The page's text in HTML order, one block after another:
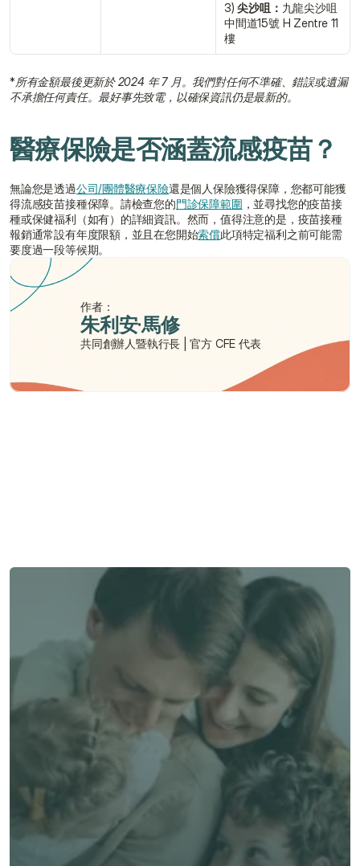
3) 尖沙咀： 九龍尖沙咀
中間道15號 H Zentre 11
樓
*所有金額最後更新於 2024 年 7 月。我們對任何不準確、錯誤或遺漏
不承擔任何責任。最好事先致電，以確保資訊仍是最新的。
醫療保險是否涵蓋流感疫苗？
無論您是透過公司/團體醫療保險還是個人保險獲得保障，您都可能獲
得流感疫苗接種保障。請檢查您的門診保障範圍 ，並尋找您的疫苗接
種或保健福利（如有）的詳細資訊。然而，值得注意的是，疫苗接種
報銷通常設有年度限額，並且在您開始索償此項特定福利之前可能需
要度過一段等候期。
作者：
朱利安·馬修
共同創辦人暨執行長 | 官方 CFE 代表
了解 Alea 賣點
免費獲得個人化專屬報價
專業客觀建議，全程貼心跟進